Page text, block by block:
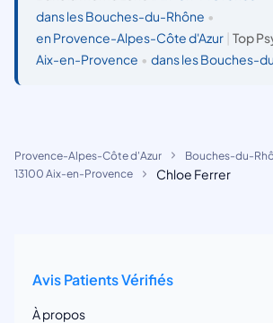
dans les Bouches-du-Rhône •
en Provence-Alpes-Côte d'Azur
Top
Aix-en-Provence • dans les Bouches-
Provence-Alpes-Côte d'Azur
Bouches-du-
13100 Aix-en-Provence
Chloe Ferrer
Avis Patients Vérifiés
À propos